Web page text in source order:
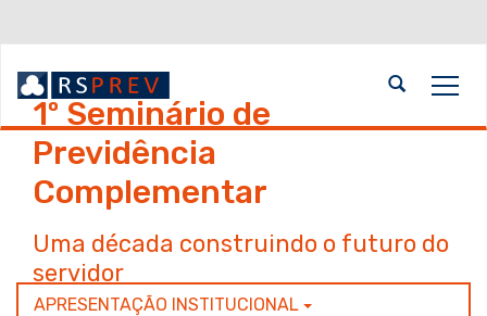
conteúdo
menu
busca
Abrir
busca
Início
conteúdo
1º Seminário de
Previdência
Complementar
Uma década construindo o futuro do
servidor
APRESENTAÇÃO INSTITUCIONAL